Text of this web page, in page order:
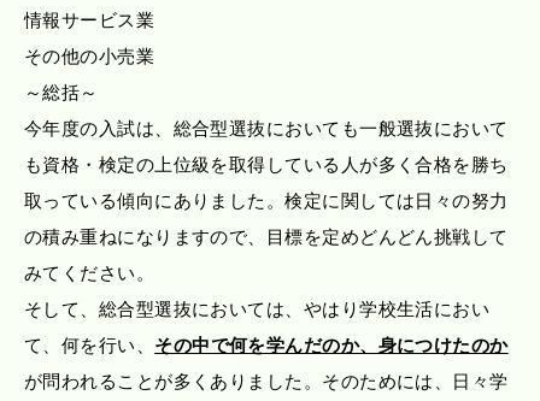
情報サービス業
その他の小売業
～総括～
今年度の入試は、総合型選抜においても一般選抜において
も資格・検定の上位級を取得している人が多く合格を勝ち
取っている傾向にありました。検定に関しては日々の努力
の積み重ねになりますので、目標を定めどんどん挑戦して
みてください。
そして、総合型選抜においては、やはり学校生活におい
て、何を行い、 その中で何を学んだのか、身につけたのか
が問われることが多くありました。そのためには、日々学